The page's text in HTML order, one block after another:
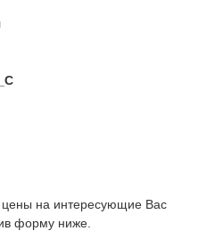
на интересующие Вас
форму ниже.